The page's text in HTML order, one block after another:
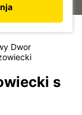
Dwor
s